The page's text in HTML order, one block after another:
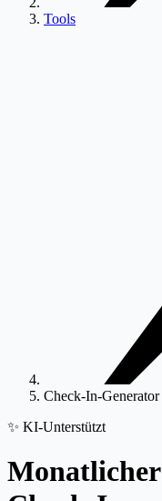
Tools
Check-In-Generator
✨ KI-Unterstützt
Monatlicher